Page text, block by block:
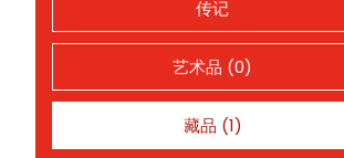
传记
艺术品 (0)
藏品 (1)